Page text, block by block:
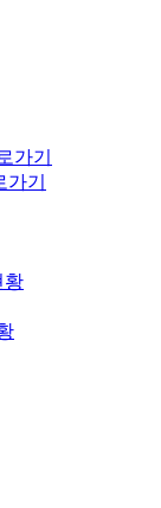
황